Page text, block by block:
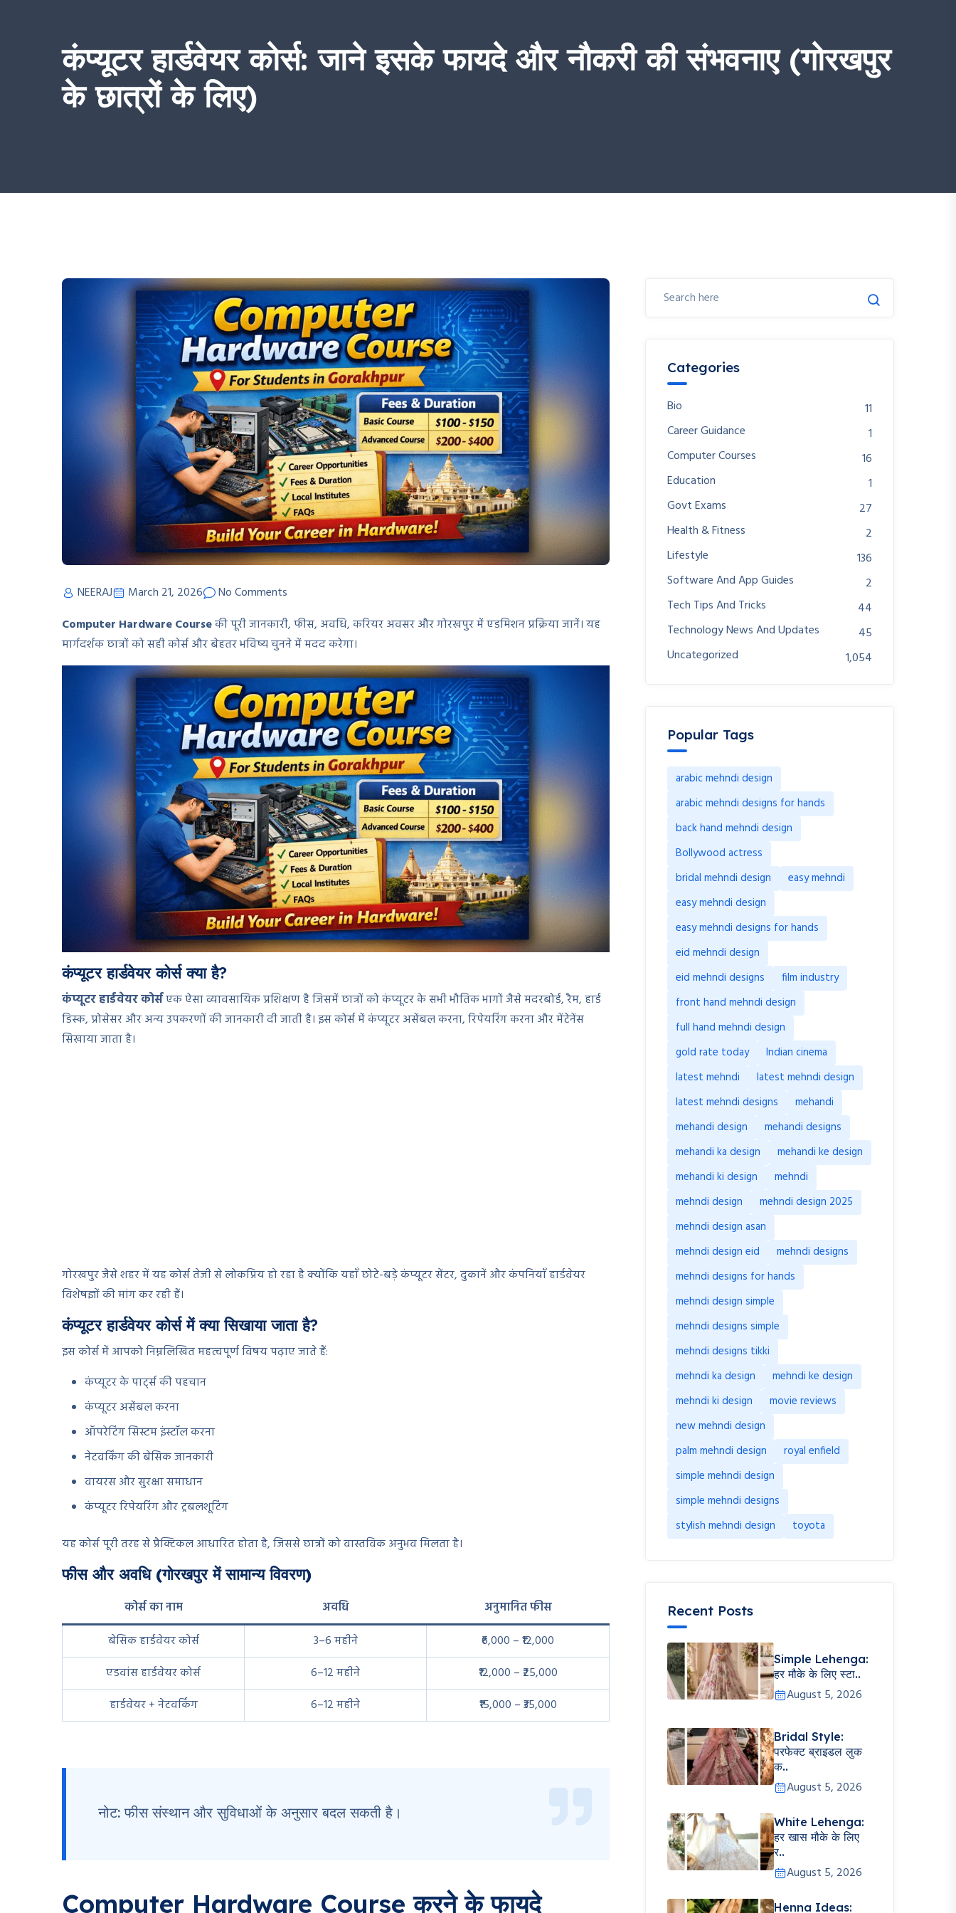
कंप्यूटर हार्डवेयर कोर्स: जाने इसके फायदे और नौकरी की संभवनाए (गोरखपुर
के छात्रों के लिए)
NEERAJ March 21, 2026
No Comments
Computer Hardware Courseकी पूरी जानकारी, फीस, अवधि, करियर अवसर और गोरखपुर में एडमिशन प्रक्रिया जानें। यह
मार्गदर्शक छात्रों को सही कोर्स और बेहतर भविष्य चुनने में मदद करेगा।
कंप्यूटर हार्डवेयर कोर्स क्या है?
कंप्यूटर हार्डवेयर कोर्सएक ऐसा व्यावसायिक प्रशिक्षण है जिसमें छात्रों को कंप्यूटर के सभी भौतिक भागों जैसे मदरबोर्ड, रैम, हार्ड
डिस्क, प्रोसेसर और अन्य उपकरणों की जानकारी दी जाती है। इस कोर्स में कंप्यूटर असेंबल करना, रिपेयरिंग करना और मेंटेनेंस
सिखाया जाता है।
गोरखपुर जैसे शहर में यह कोर्स तेजी से लोकप्रिय हो रहा है क्योंकि यहाँ छोटे-बड़े कंप्यूटर सेंटर, दुकानें और कंपनियाँ हार्डवेयर
विशेषज्ञों की मांग कर रही हैं।
कंप्यूटर हार्डवेयर कोर्स में क्या सिखाया जाता है?
इस कोर्स में आपको निम्नलिखित महत्वपूर्ण विषय पढ़ाए जाते हैं:
कंप्यूटर के पार्ट्स की पहचान
कंप्यूटर असेंबल करना
ऑपरेटिंग सिस्टम इंस्टॉल करना
नेटवर्किंग की बेसिक जानकारी
वायरस और सुरक्षा समाधान
कंप्यूटर रिपेयरिंग और ट्रबलशूटिंग
यह कोर्स पूरी तरह से प्रैक्टिकल आधारित होता है, जिससे छात्रों को वास्तविक अनुभव मिलता है।
फीस और अवधि (गोरखपुर में सामान्य विवरण)
कोर्स का नाम अवधि
अनुमानित फीस
बेसिक हार्डवेयर कोर्स
3–6 महीने
₹6,000 – ₹12,000
एडवांस हार्डवेयर कोर्स
6–12 महीने
₹12,000 – ₹25,000
हार्डवेयर + नेटवर्किंग
6–12 महीने ₹15,000 – ₹35,000
नोट: फीस संस्थान और सुविधाओं के अनुसार बदल सकती है।
Computer Hardware Course करने के फायदे
Categories
Bio
11
Career Guidance
1
Computer Courses
16
Education
1
Govt Exams
27
Health & Fitness
2
Lifestyle
136
Software And App Guides
2
Tech Tips And Tricks
44
Technology News And Updates
45
Uncategorized
1,054
Popular Tags
arabic mehndi design
arabic mehndi designs for hands
back hand mehndi design
Bollywood actress
bridal mehndi design
easy mehndi
easy mehndi design
easy mehndi designs for hands
eid mehndi design
eid mehndi designs
film industry
front hand mehndi design
full hand mehndi design
gold rate today
Indian cinema
latest mehndi
latest mehndi design
latest mehndi designs
mehandi
mehandi design
mehandi designs
mehandi ka design
mehandi ke design
mehandi ki design
mehndi
mehndi design
mehndi design 2025
mehndi design asan
mehndi design eid
mehndi designs
mehndi designs for hands
mehndi design simple
mehndi designs simple
mehndi designs tikki
mehndi ka design
mehndi ke design
mehndi ki design
movie reviews
new mehndi design
palm mehndi design
royal enfield
simple mehndi design
simple mehndi designs
stylish mehndi design
toyota
Recent Posts
Simple Lehenga:
हर मौके के लिए स्टा..
August 5, 2026
Bridal Style:
परफेक्ट ब्राइडल लुक
क..
August 5, 2026
White Lehenga:
हर खास मौके के लिए
र..
August 5, 2026
Henna Ideas: